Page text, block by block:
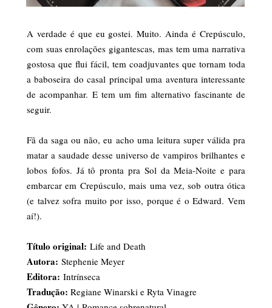
A verdade é que eu gostei. Muito. Ainda é Crepúsculo,
com suas enrolações gigantescas, mas tem uma narrativa
gostosa que flui fácil, tem coadjuvantes que tornam toda
a baboseira do casal principal uma aventura interessante
de acompanhar. E tem um fim alternativo fascinante de
seguir.
Fã da saga ou não, eu acho uma leitura super válida pra
matar a saudade desse universo de vampiros brilhantes e
lobos fofos. Já tô pronta pra Sol da Meia-Noite e para
embarcar em Crepúsculo, mais uma vez, sob outra ótica
(e talvez sofra muito por isso, porque é o Edward. Vem
aí!).
Título original: Life and Death
Autora: Stephenie Meyer
Editora: Intrínseca
Tradução: Regiane Winarski e Ryta Vinagre